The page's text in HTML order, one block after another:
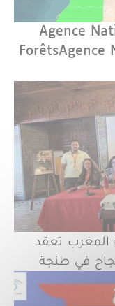
Agence
ForêtsAgence
المغرب تعقد
في طنجة